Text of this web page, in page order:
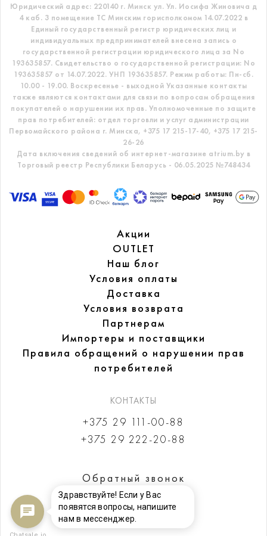
Юридический адрес: 220140 г. Минск ул. Ул. Иосифа Жиновича д
4 каб. 3 помещение ТС Минским горисполкомом 14.07.2022 в
Единый государственный регистр юридических лиц и
индивидуальных предпринимателей внесена запись о
государственной регистрации юридического лица за No
193635857. Свидетельство о государственной регистрации: No
193635857 от 14.07.2022. УНП 193635857. Режим работы: Пн-сб.
10.00 - 19.00. Воскресенье - выходной Указанные контакты
также являются контактами для связи по вопросам обращения
покупателей о нарушении их прав. Уполномоченные по защите
прав потребителей: отдел торговли и услуг администрации
Первомайского района г. Минска, +375 17 215-17-40, +375 17 215-
26-26
Дата включения сведений об интернет-магазине atrium.by в
Торговый реестр Республики Беларусь - 06.05.2025 №748434
Акции
OUTLET
Наш блог
Условия оплаты
Доставка
Условия возврата
Партнерам
Импортеры и поставщики
Правила обращений о нарушении прав
потребителей
КОНТАКТЫ
+375 29 111-00-88
+375 29 222-20-88
Обратный звонок
Здравствуйте! Если у Вас
появятся вопросы, напишите
нам в мессенджер.